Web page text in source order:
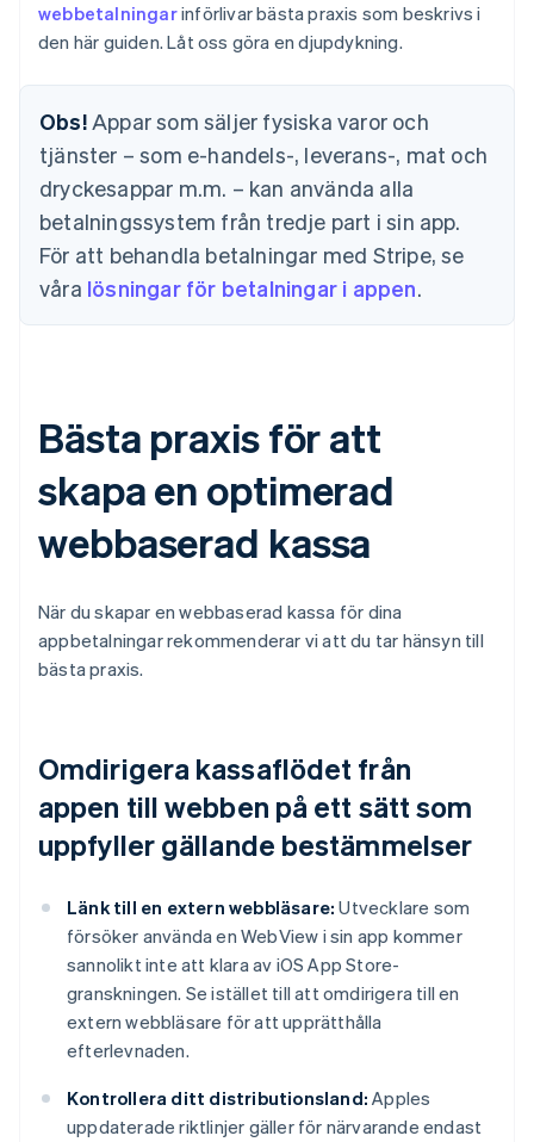
webbetalningarinförlivar bästa praxis som beskrivs i
den här guiden. Låt oss göra en djupdykning.
Obs!Appar som säljer fysiska varor och
tjänster – som e-handels-, leverans-, mat och
dryckesappar m.m. – kan använda alla
betalningssystem från tredje part i sin app.
För att behandla betalningar med Stripe, se
våra lösningar för betalningar i appen.
Bästa praxis för att
skapa en optimerad
webbaserad kassa
När du skapar en webbaserad kassa för dina
appbetalningar rekommenderar vi att du tar hänsyn till
bästa praxis.
Omdirigera kassaflödet från
appen till webben på ett sätt som
uppfyller gällande bestämmelser
Länk till en extern webbläsare: Utvecklare som
försöker använda en WebView i sin app kommer
sannolikt inte att klara av iOS App Store-
granskningen. Se istället till att omdirigera till en
extern webbläsare för att upprätthålla
efterlevnaden.
Kontrollera ditt distributionsland: Apples
uppdaterade riktlinjer gäller för närvarande endast